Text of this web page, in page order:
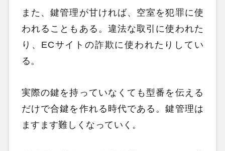
また、鍵管理が甘ければ、空室を犯罪に使
われることもある。違法な取引に使われた
り、ECサイトの詐欺に使われたりしてい
る。
実際の鍵を持っていなくても型番を伝える
だけで合鍵を作れる時代である。鍵管理は
ますます難しくなっていく。